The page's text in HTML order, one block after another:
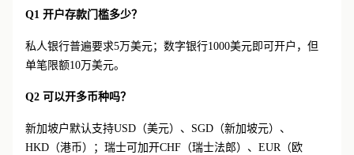
Q1 开户存款门槛多少？
私人银行普遍要求5万美元；数字银行1000美元即可开户，但
单笔限额10万美元。
Q2 可以开多币种吗？
新加坡户默认支持USD（美元）、SGD（新加坡元）、
HKD（港币）；瑞士可加开CHF（瑞士法郎）、EUR（欧